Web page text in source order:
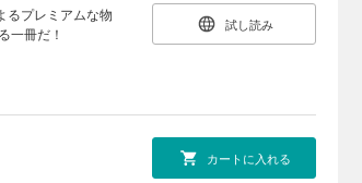
るプレミアムな物
一冊だ！
試し読み
カートに入れる